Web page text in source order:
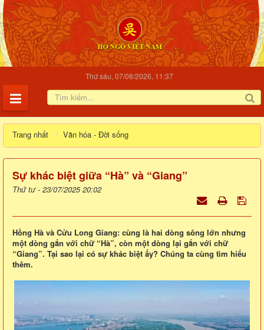
Thứ sáu, 07/08/2026, 11:37
Trang nhất Văn hóa - Đời sống
Sự khác biệt giữa “Hà” và “Giang”
Thứ tư - 23/07/2025 20:02
Hồng Hà và Cửu Long Giang: cùng là hai dòng sông lớn nhưng
một dòng gắn với chữ “Hà”, còn một dòng lại gắn với chữ
“Giang”. Tại sao lại có sự khác biệt ấy? Chúng ta cùng tìm hiểu
thêm.